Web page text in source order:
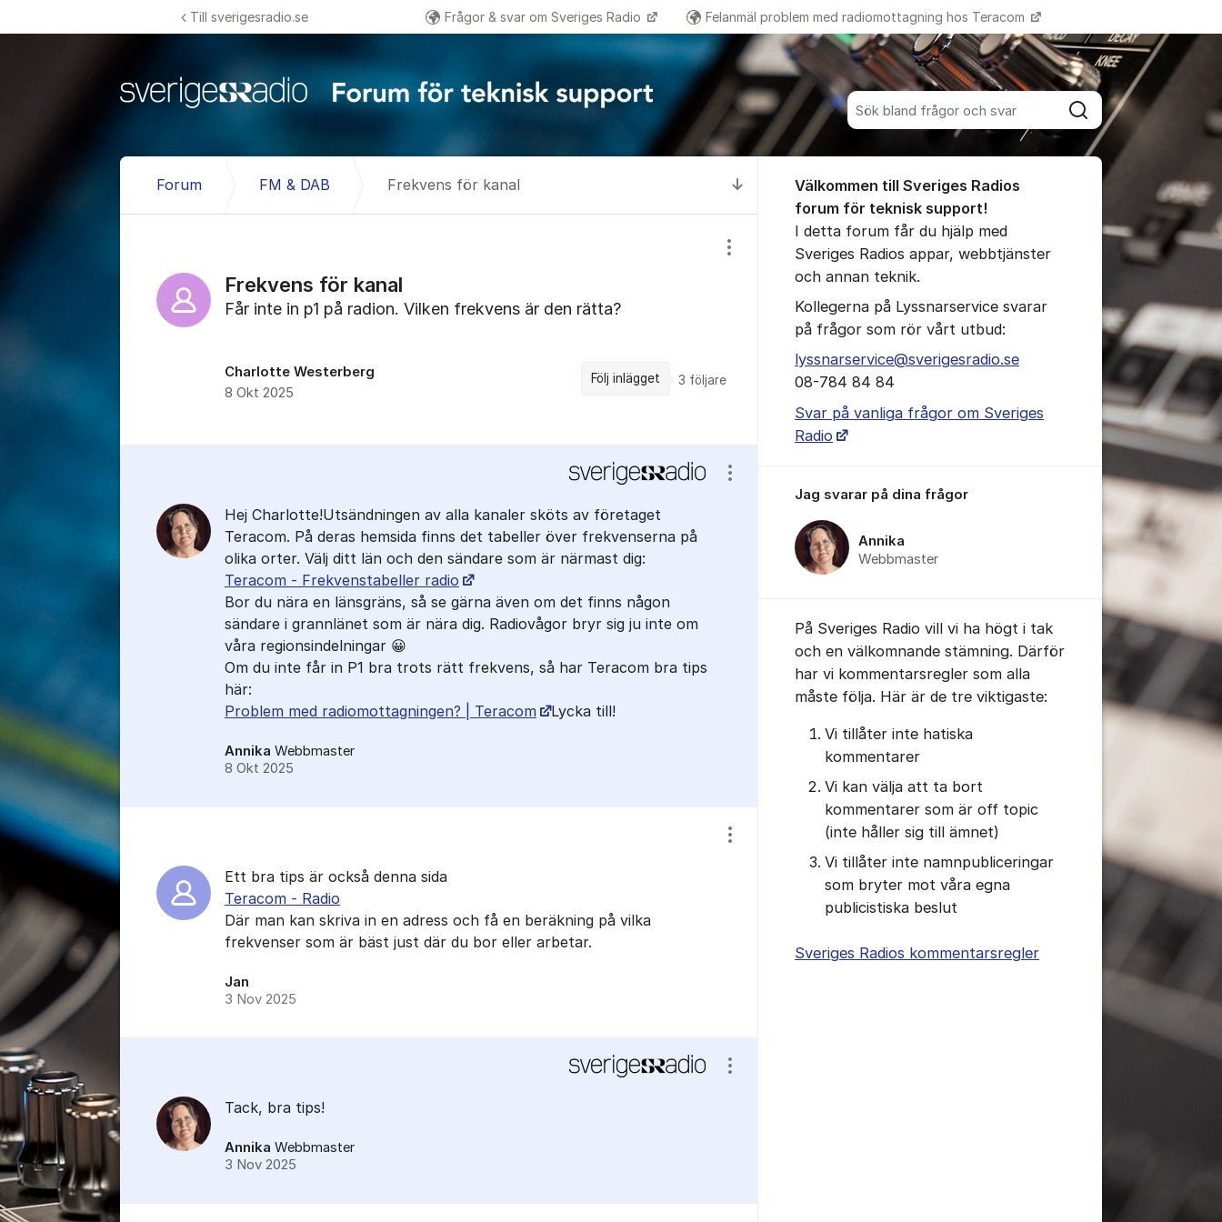
Sök bland alla inlägg
Sök
Till sverigesradio.se Frågor & svar om Sveriges Radio Felanmäl problem med radiomottagning hos Teracom Fler supportlänkar
Till senaste kommentaren
Forum FM & DAB Frekvens för kanal
Frekvens för kanal
Visa/dölj inställningar för inlägg/kommentar
Får inte in p1 på radion. Vilken frekvens är den rätta?
Charlotte Westerberg
8 Okt 2025
Följ inlägget 3 följare
Hej Charlotte!Utsändningen av alla kanaler sköts av företaget
Teracom. På deras hemsida finns det tabeller över frekvenserna på
olika orter. Välj ditt län och den sändare som är närmast dig:
Teracom - Frekvenstabeller radio
Bor du nära en länsgräns, så se gärna även om det finns någon
sändare i grannlänet som är nära dig. Radiovågor bryr sig ju inte om
våra regionsindelningar 😀
Om du inte får in P1 bra trots rätt frekvens, så har Teracom bra tips
här:
Problem med radiomottagningen? | Teracom
Lycka till!
Annika Webbmaster
8 Okt 2025
Visa/dölj inställningar för inlägg/kommentar
Ett bra tips är också denna sida
Teracom - Radio
Där man kan skriva in en adress och få en beräkning på vilka
frekvenser som är bäst just där du bor eller arbetar.
Jan
3 Nov 2025
Visa/dölj inställningar för inlägg/kommentar
Tack, bra tips!
Annika Webbmaster
3 Nov 2025
Visa/dölj inställningar för inlägg/kommentar
Välkommen till Sveriges Radios
forum för teknisk support!
I detta forum får du hjälp med
Sveriges Radios appar, webbtjänster
och annan teknik.
Kollegerna på Lyssnarservice svarar
på frågor som rör vårt utbud:
lyssnarservice@sverigesradio.se
08-784 84 84
Svar på vanliga frågor om Sveriges
Radio
Jag svarar på dina frågor
Annika
Webbmaster
På Sveriges Radio vill vi ha högt i tak
och en välkomnande stämning. Därför
har vi kommentarsregler som alla
måste följa. Här är de tre viktigaste:
Vi tillåter inte hatiska
kommentarer
Vi kan välja att ta bort
kommentarer som är off topic
(inte håller sig till ämnet)
Vi tillåter inte namnpubliceringar
som bryter mot våra egna
publicistiska beslut
Sveriges Radios kommentarsregler